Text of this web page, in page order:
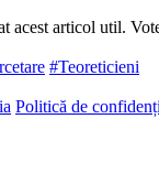
acest articol util.
#Teoreticieni
Politică de